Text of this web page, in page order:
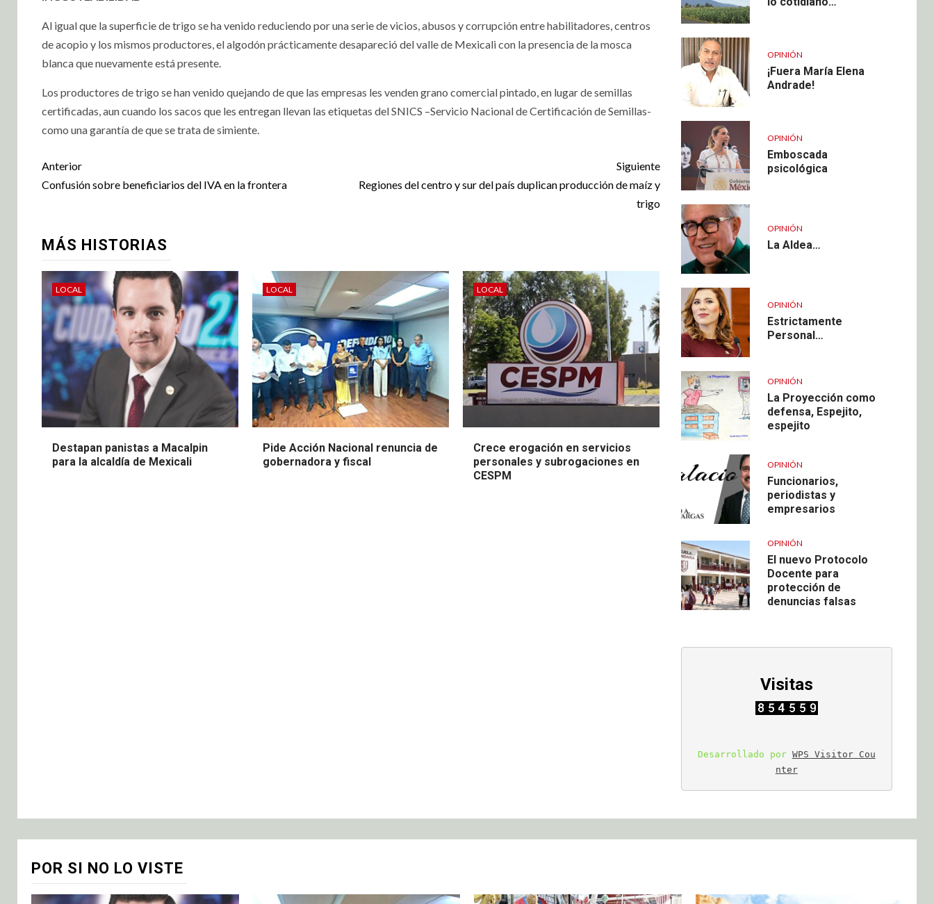
Al igual que la superficie de trigo se ha venido reduciendo por una serie de vicios, abusos y corrupción entre habilitadores, centros
de acopio y los mismos productores, el algodón prácticamente desapareció del valle de Mexicali con la presencia de la mosca
blanca que nuevamente está presente.
Los productores de trigo se han venido quejando de que las empresas les venden grano comercial pintado, en lugar de semillas
certificadas, aun cuando los sacos que les entregan llevan las etiquetas del SNICS –Servicio Nacional de Certificación de Semillas-
como una garantía de que se trata de simiente.
Anterior
Confusión sobre beneficiarios del IVA en la frontera
Siguiente
Regiones del centro y sur del país duplican producción de maíz y
trigo
MÁS HISTORIAS
LOCAL
Destapan panistas a Macalpin
para la alcaldía de Mexicali
LOCAL
Pide Acción Nacional renuncia de
gobernadora y fiscal
LOCAL
Crece erogación en servicios
personales y subrogaciones en
CESPM
OPINIÓN
¡Fuera María Elena
Andrade!
OPINIÓN
Emboscada
psicológica
OPINIÓN
La Aldea…
OPINIÓN
Estrictamente
Personal…
OPINIÓN
La Proyección como
defensa, Espejito,
espejito
OPINIÓN
Funcionarios,
periodistas y
empresarios
OPINIÓN
El nuevo Protocolo
Docente para
protección de
denuncias falsas
Visitas
Desarrollado por WPS Visitor Cou
nter
POR SI NO LO VISTE